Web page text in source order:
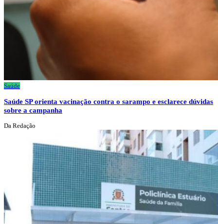
Saúde
Saúde SP orienta vacinação contra o sarampo e esclarece dúvidas
sobre a campanha
Da Redação